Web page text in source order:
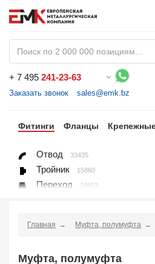
+ 7 495 241-23-63
Заказать звонок sales@emk.bz
Фитинги Фланцы
Отвод 33435
Тройник 15860
Переход 24553
Крестовина 361
Муфта, полумуфта
Главная Муфта, полумуфта
Муфта, полумуфта